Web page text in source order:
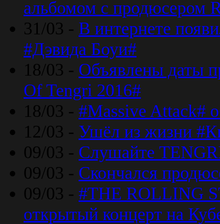
альбомом с продюсером
31/03 - В интернете
#Дэвида Боуи#
18/03 - Объявлены даты
Of Tengri 2016#
18/03 - #Massive Attack#
12/03 - Ушёл из жизни
09/03 - Слушайте
09/03 - Скончался
09/03 - #THE ROLLING
открытый концерт на